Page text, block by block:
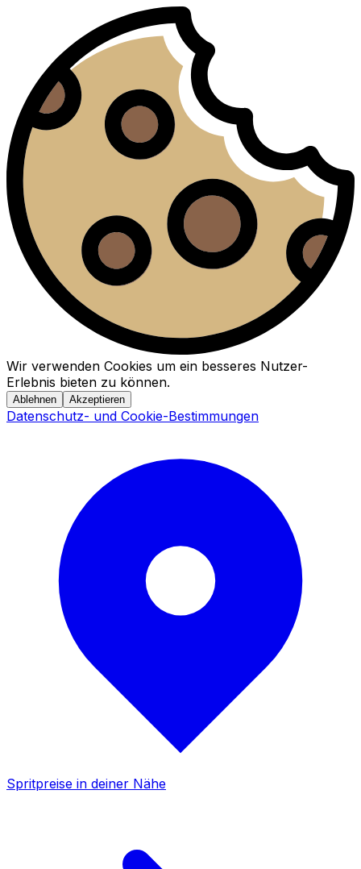
Wir verwenden Cookies um ein besseres Nutzer-
Erlebnis bieten zu können.
Ablehnen Akzeptieren
Datenschutz- und Cookie-Bestimmungen
Spritpreise in deiner Nähe